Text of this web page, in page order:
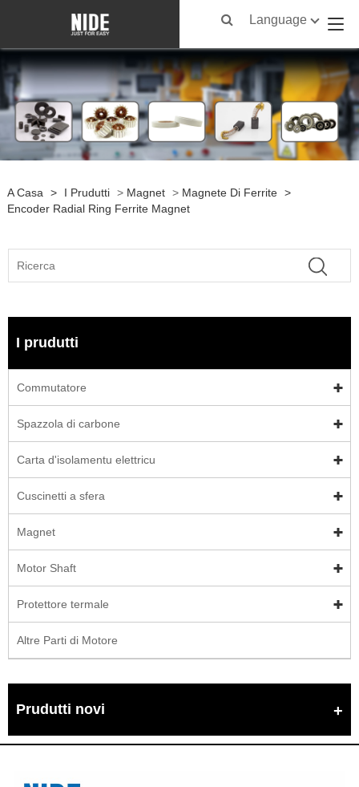
Language
A Casa > I Prudutti > Magnet > Magnete Di Ferrite >
Encoder Radial Ring Ferrite Magnet
I prudutti
Commutatore
Spazzola di carbone
Carta d'isolamentu elettricu
Cuscinetti a sfera
Magnet
Motor Shaft
Protettore termale
Altre Parti di Motore
Prudutti novi